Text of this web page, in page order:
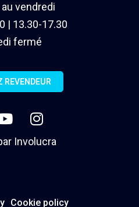
vendredi
| 13.30-17.30
fermé
REVENDEUR
Involucra
Cookie policy